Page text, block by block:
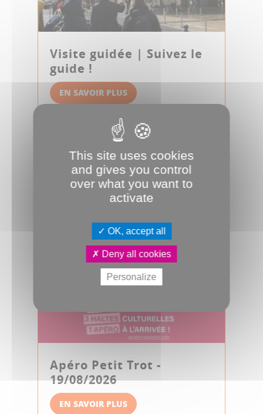
Visite guidée | Suivez le
guide !
EN SAVOIR PLUS
Apéro Petit Trot -
19/08/2026
EN SAVOIR PLUS
This site uses cookies
and gives you control
over what you want to
activate
OK, accept all
Deny all cookies
Personalize